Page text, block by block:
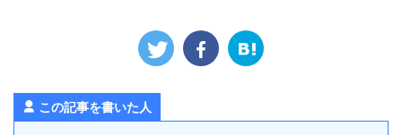
この記事を書いた人